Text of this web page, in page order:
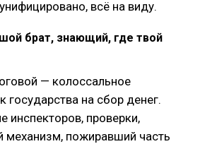
всё на виду.
брат, знающий, где твой
— колоссальное
государства на сбор денег.
инспекторов, проверки,
механизм, пожиравший часть